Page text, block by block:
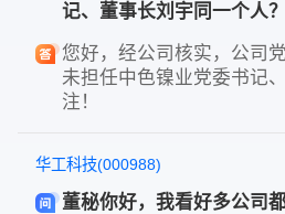
记、董事长刘宇同一个人？
您好，经公司核实，公司
未担任中色镍业党委书记
注！
华工科技(000988)
董秘你好，我看好多公司